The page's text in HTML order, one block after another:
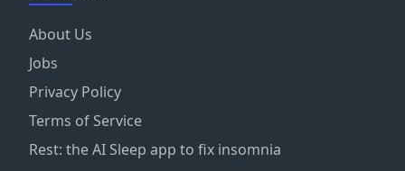
About Us
Jobs
Privacy Policy
Terms of Service
Rest: the AI Sleep app to fix insomnia